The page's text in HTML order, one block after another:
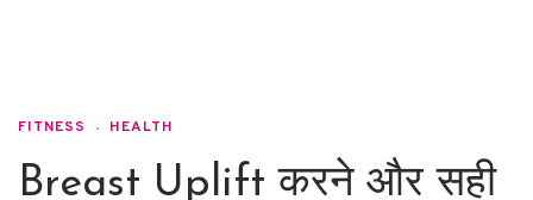
FITNESS HEALTH
Breast Uplift करने और सही